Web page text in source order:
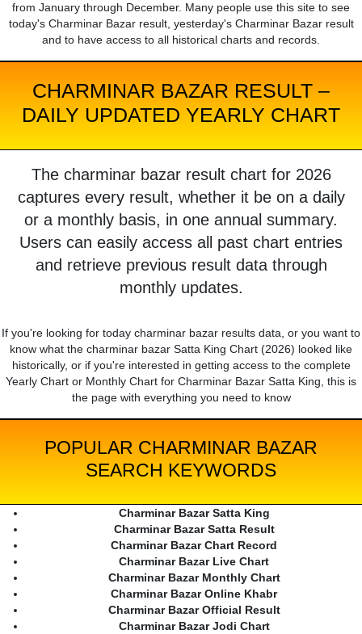
from January through December. Many people use this site to see
today's Charminar Bazar result, yesterday's Charminar Bazar result
and to have access to all historical charts and records.
CHARMINAR BAZAR RESULT –
DAILY UPDATED YEARLY CHART
The charminar bazar result chart for 2026
captures every result, whether it be on a daily
or a monthly basis, in one annual summary.
Users can easily access all past chart entries
and retrieve previous result data through
monthly updates.
If you're looking for today charminar bazar results data, or you want to
know what the charminar bazar Satta King Chart (2026) looked like
historically, or if you're interested in getting access to the complete
Yearly Chart or Monthly Chart for Charminar Bazar Satta King, this is
the page with everything you need to know
POPULAR CHARMINAR BAZAR
SEARCH KEYWORDS
Charminar Bazar Satta King
Charminar Bazar Satta Result
Charminar Bazar Chart Record
Charminar Bazar Live Chart
Charminar Bazar Monthly Chart
Charminar Bazar Online Khabr
Charminar Bazar Official Result
Charminar Bazar Jodi Chart